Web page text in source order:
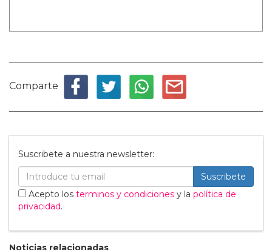
Comparte
Suscribete a nuestra newsletter:
Suscribete
Acepto los terminos y condiciones y la política de
privacidad.
Noticias relacionadas